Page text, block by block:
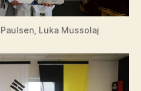
Luka Mussolaj